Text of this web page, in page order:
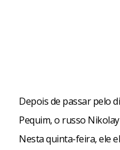
Depois de passar pelo
Pequim, o russo
Nesta quinta-feira, ele